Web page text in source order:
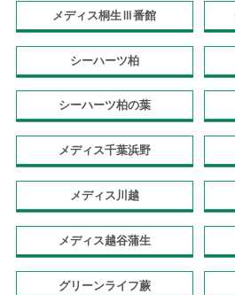
メディス桐生Ⅲ番館
シーハーツ柏
シーハーツ柏の葉
メディス千葉浜野
メディス川越
メディス越谷蒲生
グリーンライフ蕨